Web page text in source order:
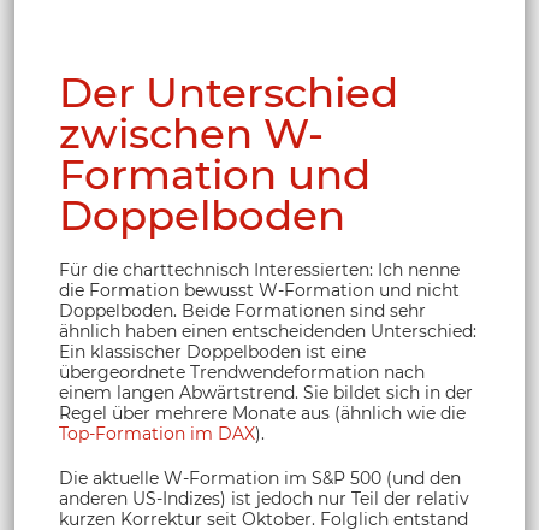
Der Unterschied
zwischen W-
Formation und
Doppelboden
Für die charttechnisch Interessierten: Ich nenne
die Formation bewusst W-Formation und nicht
Doppelboden. Beide Formationen sind sehr
ähnlich haben einen entscheidenden Unterschied:
Ein klassischer Doppelboden ist eine
übergeordnete Trendwendeformation nach
einem langen Abwärtstrend. Sie bildet sich in der
Regel über mehrere Monate aus (ähnlich wie die
Top-Formation im DAX).
Die aktuelle W-Formation im S&P 500 (und den
anderen US-Indizes) ist jedoch nur Teil der relativ
kurzen Korrektur seit Oktober. Folglich entstand